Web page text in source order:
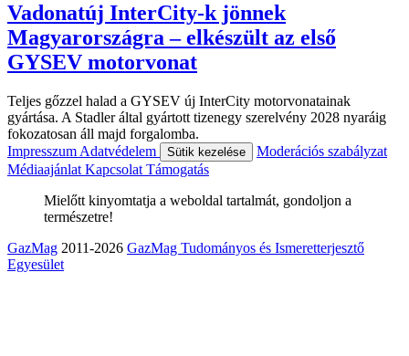
Vadonatúj InterCity-k jönnek
Magyarországra – elkészült az első
GYSEV motorvonat
Teljes gőzzel halad a GYSEV új InterCity motorvonatainak
gyártása. A Stadler által gyártott tizenegy szerelvény 2028 nyaráig
fokozatosan áll majd forgalomba.
Impresszum Adatvédelem Sütik kezelése
Moderációs szabályzat
Médiaajánlat Kapcsolat Támogatás
Mielőtt kinyomtatja a weboldal tartalmát, gondoljon a
természetre!
GazMag 2011-2026 GazMag Tudományos és Ismeretterjesztő
Egyesület